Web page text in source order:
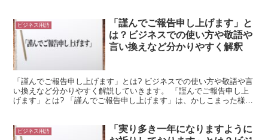
ビジネス用語
「謹んでご報告申し上げます」と
は？ビジネスでの使い方や敬語や
言い換えなど分かりやすく解釈
「謹んでご報告申し上げます」とは? ビジネスでの使い方や敬語や言
い換えなど分かりやすく解説していきます。 「謹んでご報告申し上
げます」とは? 「謹んでご報告申し上げます」は、かしこまった様子
ビジネス用語
「実り多き一年になりますように